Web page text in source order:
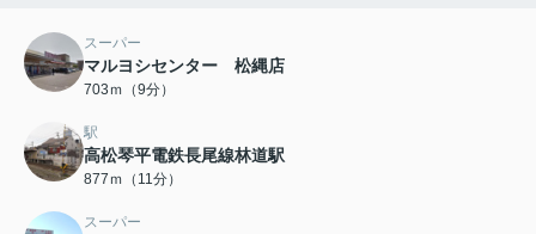
スーパー
マルヨシセンター 松縄店
703ｍ（9分）
駅
高松琴平電鉄長尾線林道駅
877ｍ（11分）
スーパー